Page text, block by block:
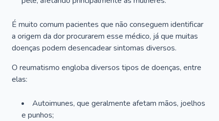
É muito comum pacientes que não conseguem identificar
a origem da dor procurarem esse médico, já que muitas
doenças podem desencadear sintomas diversos.
O reumatismo engloba diversos tipos de doenças, entre
elas:
Autoimunes, que geralmente afetam mãos, joelhos
e punhos;